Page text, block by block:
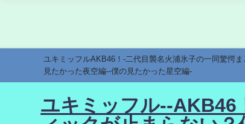
ユキミッフルAKB46！-二代目襲名火浦氷子の一同驚愕
見たかった夜空編--僕の見たかった星空編-
ユキミッフル--AKB46